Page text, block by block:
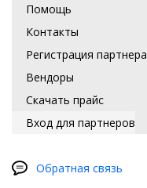
Помощь
Контакты
Регистрация партнера
Вендоры
Скачать прайс
Вход для партнеров
Обратная связь